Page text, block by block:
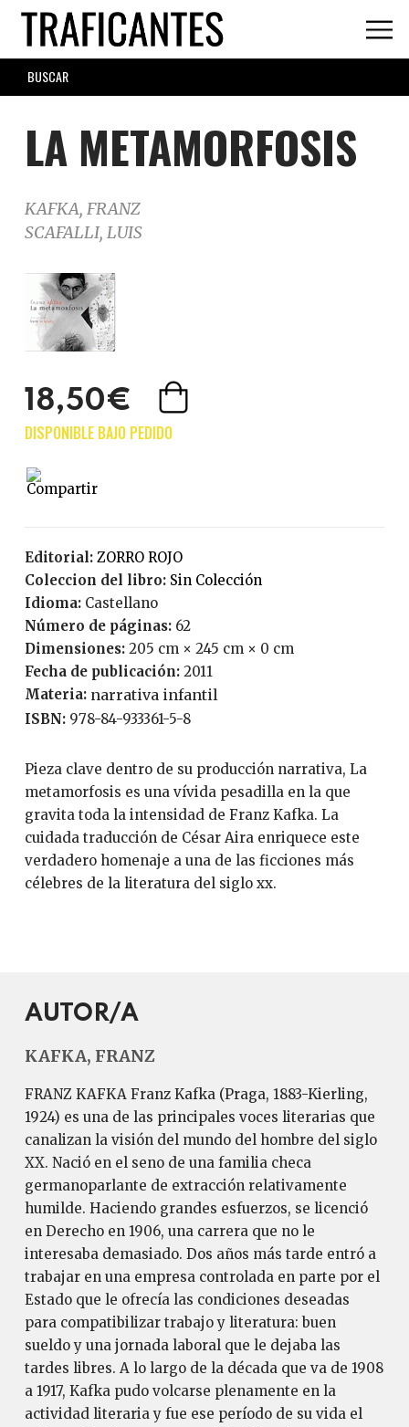
Skip
main
content
SEARCH
FORM
LA METAMORFOSIS
KAFKA, FRANZ
SCAFALLI, LUIS
18,50€
Editorial:
ZORRO ROJO
Coleccion del libro:
Sin Colección
Idioma:
Castellano
Número de páginas:
62
Dimensiones: 205 cm × 245 cm × 0 cm
Fecha de publicación:
2011
Materia: narrativa infantil
ISBN: 978-84-933361-5-8
Pieza clave dentro de su producción narrativa, La
metamorfosis es una vívida pesadilla en la que
gravita toda la intensidad de Franz Kafka. La
cuidada traducción de César Aira enriquece este
verdadero homenaje a una de las ficciones más
célebres de la literatura del siglo xx.
AUTOR/A
KAFKA, FRANZ
FRANZ KAFKA Franz Kafka (Praga, 1883-Kierling,
1924) es una de las principales voces literarias que
canalizan la visión del mundo del hombre del siglo
XX. Nació en el seno de una familia checa
germanoparlante de extracción relativamente
humilde. Haciendo grandes esfuerzos, se licenció
en Derecho en 1906, una carrera que no le
interesaba demasiado. Dos años más tarde entró a
trabajar en una empresa controlada en parte por el
Estado que le ofrecía las condiciones deseadas
para compatibilizar trabajo y literatura: buen
sueldo y una jornada laboral que le dejaba las
tardes libres. A lo largo de la década que va de 1908
a 1917, Kafka pudo volcarse plenamente en la
actividad literaria y fue ese período de su vida el